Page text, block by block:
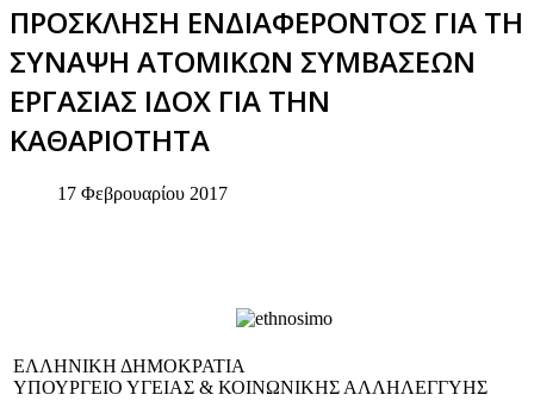
ΠΡΟΣΚΛΗΣΗ ΕΝΔΙΑΦΕΡΟΝΤΟΣ ΓΙΑ ΤΗ
ΣΥΝΑΨΗ ΑΤΟΜΙΚΩΝ ΣΥΜΒΑΣΕΩΝ
ΕΡΓΑΣΙΑΣ ΙΔΟΧ ΓΙΑ ΤΗΝ
ΚΑΘΑΡΙΟΤΗΤΑ
17 Φεβρουαρίου 2017
EΛΛΗΝΙΚΗ ΔΗΜΟΚΡΑΤΙΑ
ΥΠΟΥΡΓΕΙΟ ΥΓΕΙΑΣ & ΚΟΙΝΩΝΙΚΗΣ ΑΛΛΗΛΕΓΓΥΗΣ